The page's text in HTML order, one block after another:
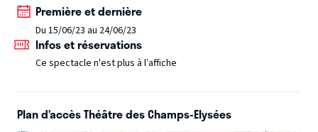
quelques-unes des formules géniales de Puccini qui
courent d’un bout à l’autre dans La Bohème.
Première et dernière
Du 15/06/23 au 24/06/23
Infos et réservations
Ce spectacle n'est plus à l’affiche
Plan d’accès Théâtre des Champs-Elysées